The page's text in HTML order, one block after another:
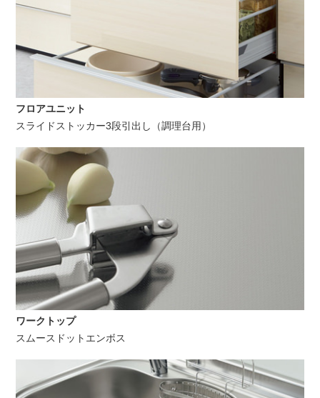
フロアユニット
スライドストッカー3段引出し（調理台用）
ワークトップ
スムースドットエンボス